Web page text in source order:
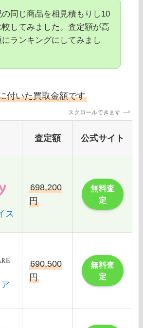
の同じ商品を相見積もりし10
較してみました。査定額が高
にランキングにしてみまし
付いた買取金額です
スクロールできます
査定額 公式サイト
ス
698,200
円
無料査
定
690,500
円
無料査
定